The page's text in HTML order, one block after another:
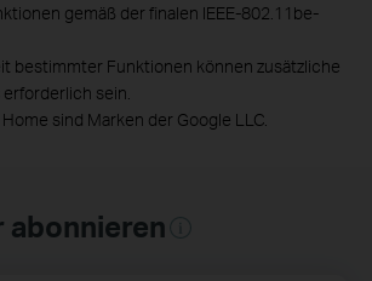
gemäß der finalen IEEE-802.11be-
bestimmter Funktionen können zusätzliche
sein.
sind Marken der Google LLC.
abonnieren